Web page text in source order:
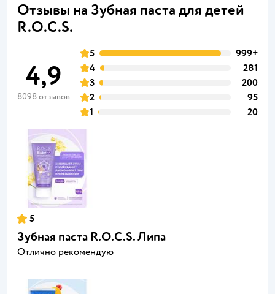
Отзывы на Зубная паста для детей
R.O.C.S.
4,9
8098 отзывов
5
999+
4
281
3
200
2
95
1
20
5
Зубная паста R.O.C.S. Липа
Отлично рекомендую